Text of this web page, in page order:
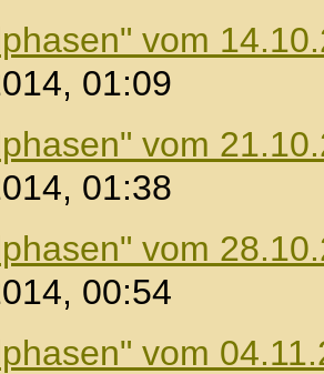
vom
01:09
vom
01:38
vom
00:54
vom